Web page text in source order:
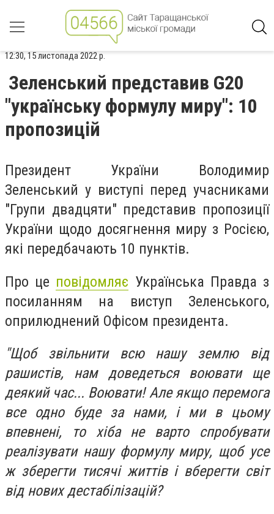
12:30, 15 листопада 2022 р.
Зеленський представив G20
"українську формулу миру": 10
пропозицій
Президент України Володимир
Зеленський у виступі перед учасниками
"Групи двадцяти" представив пропозиції
України щодо досягнення миру з Росією,
які передбачають 10 пунктів.
Про це повідомляє Українська Правда з
посиланням на виступ Зеленського,
оприлюднений Офісом президента.
"Щоб звільнити всю нашу землю від
рашистів, нам доведеться воювати ще
деякий час... Воювати! Але якщо перемога
все одно буде за нами, і ми в цьому
впевнені, то хіба не варто спробувати
реалізувати нашу формулу миру, щоб усе
ж зберегти тисячі життів і вберегти світ
від нових дестабілізацій?